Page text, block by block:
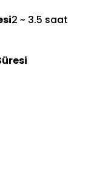
2 ~ 3.5 saat